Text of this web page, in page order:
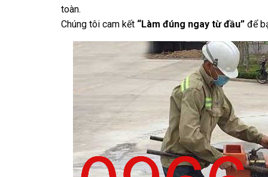
toàn.
Chúng tôi cam kết “Làm đúng ngay từ đầu” để